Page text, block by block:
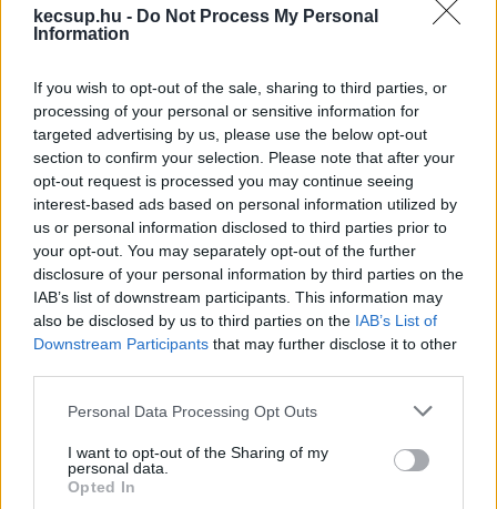
kecsup.hu - Do Not Process My Personal
Information
If you wish to opt-out of the sale, sharing to third parties, or
processing of your personal or sensitive information for
targeted advertising by us, please use the below opt-out
section to confirm your selection. Please note that after your
opt-out request is processed you may continue seeing
interest-based ads based on personal information utilized by
us or personal information disclosed to third parties prior to
your opt-out. You may separately opt-out of the further
disclosure of your personal information by third parties on the
IAB’s list of downstream participants. This information may
also be disclosed by us to third parties on the IAB’s List of
Downstream Participants that may further disclose it to other
Please note that this website/app uses one or more Google
not limited to your visit or usage behaviour. You may click to
grant or deny consent to Google and its third-party tags to
use your data for below specified purposes in below Google
Personal Data Processing Opt Outs
I want to opt-out of the Sharing of my
personal data.
Opted In
bemutatta a párt két helyi jelöltjét, Csőszi Attilát
és Molnár Jánost, akik saját programjuk
Magyar Péter többször is „tanácselnök
asszonynak” nevezte Kecskemét
polgármesterét, Szemereyné Pataki Klaudiát, és
visszatérően azt a kérdést tette fel: hol van a
pénz? Kiemelte, hogy Kecskemét jelenleg
sajnos nem a barackpálinkájáról ismert, hanem
az NJEA 127,5 millárdos botrányáról, mely
ügyben korábban az Állami Számvevőszék is
A nagygyűlést követően Magyar Péter rövid
interjút adott lapunknak. Többek között arról